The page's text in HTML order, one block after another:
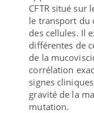
CFTR situé sur
le transport du
des cellules. Il
différentes de
de la
corrélation
signes
gravité de la
mutation.